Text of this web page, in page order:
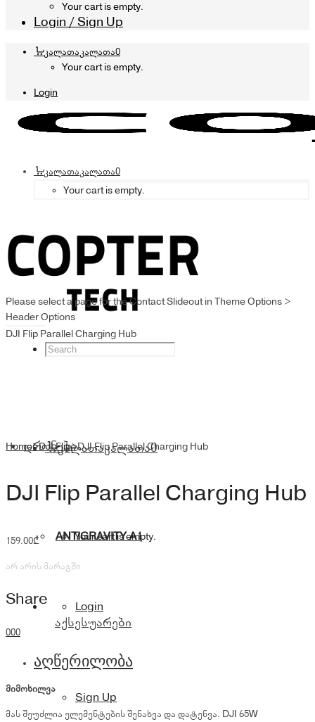
Your cart is empty.
Login / Sign Up
კალათაკალათა0
Your cart is empty.
Login
კალათაკალათა0
Your cart is empty.
კალათაკალათა0
Your cart is empty.
Login
Sign Up
დრონები
ANTIGRAVITY A1
აქსესუარები
Please select a page for the Contact Slideout in Theme Options >
Header Options
DJI Flip Parallel Charging Hub
Home>DJI Flip>DJI Flip Parallel Charging Hub
DJI Flip Parallel Charging Hub
159.00₾
არ არის მარაგში
Share
000
აღწერილობა
მიმოხილვა
მას შეუძლია ელემენტების შენახვა და დატენვა. DJI 65W